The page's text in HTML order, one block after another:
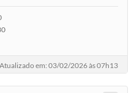
Atualizado em: 03/02/2026 às 07h13